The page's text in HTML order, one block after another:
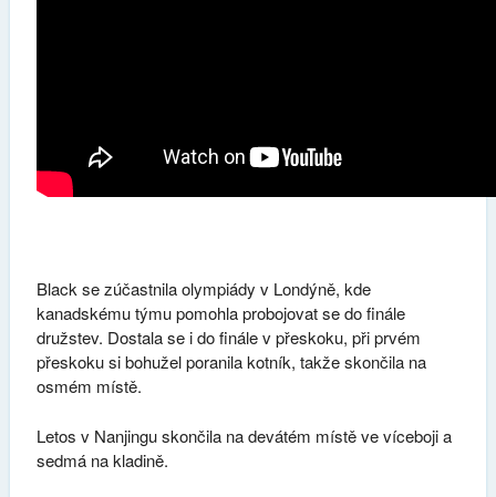
Black se zúčastnila olympiády v Londýně, kde
kanadskému týmu pomohla probojovat se do finále
družstev. Dostala se i do finále v přeskoku, při prvém
přeskoku si bohužel poranila kotník, takže skončila na
osmém místě.
Letos v Nanjingu skončila na devátém místě ve víceboji a
sedmá na kladině.